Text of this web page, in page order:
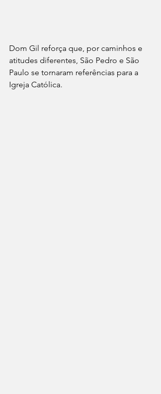
Dom Gil reforça que, por caminhos e
atitudes diferentes, São Pedro e São
Paulo se tornaram referências para a
Igreja Católica.